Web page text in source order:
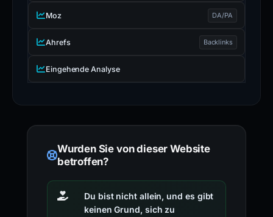
Moz DA/PA
Ahrefs Backlinks
Eingehende Analyse
Wurden Sie von dieser Website
betroffen?
Du bist nicht allein, und es gibt
keinen Grund, sich zu